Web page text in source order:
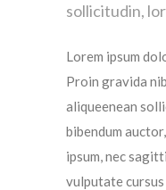
sollicitudin,
Lorem ipsum
Proin gravida
aliqueenean
bibendum
ipsum, nec
vulputate